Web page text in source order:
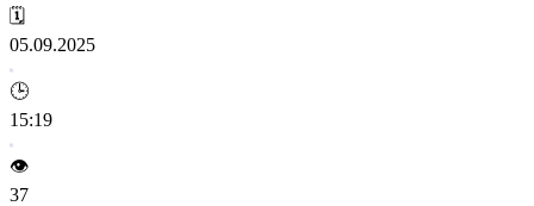
🗓️
05.09.2025
🕒
15:19
👁️
37